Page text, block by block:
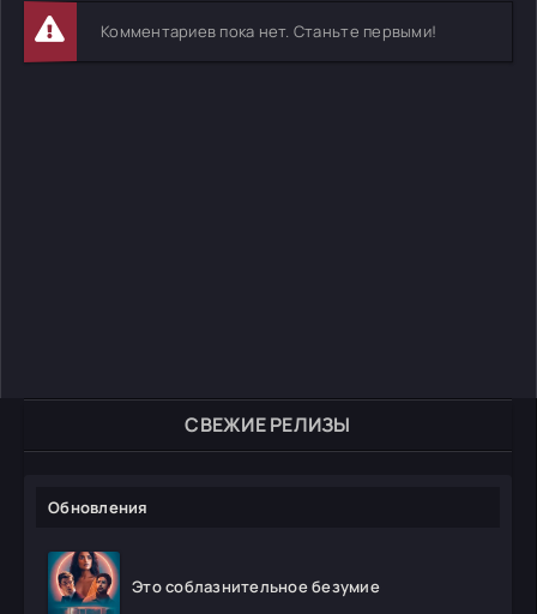
СВЕЖИЕ РЕЛИЗЫ
Обновления
Это соблазнительное безумие
Комментариев пока нет. Станьте первыми!